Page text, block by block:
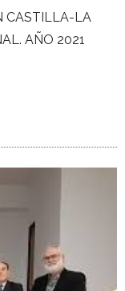
CASTILLA-LA
AÑO 2021